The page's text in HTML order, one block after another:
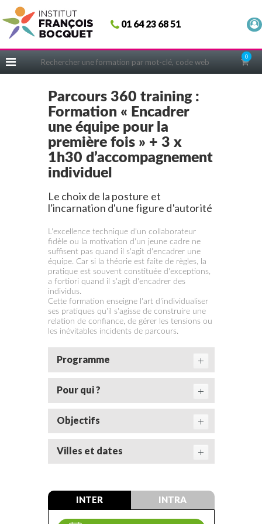
01 64 23 68 51
0
Fermer
ACCUEIL
CERIFICATIONS
INTRAS | SUR-MESURE
COACHING
EN PRATIQUE
NOUS CONNAÎTRE
CONSEILS MICRO-COACHING
PODCAST
WEBINAIRES
QUESTIONNAIRE GRATUIT
Parcours 360 training :
Formation « Encadrer
une équipe pour la
première fois » + 3 x
1h30 d’accompagnement
individuel
Le choix de la posture et
l'incarnation d'une figure d'autorité
L'excellence technique d'un collaborateur
fidèle ou la motivation d'un jeune cadre ne
suffisent pas quand il s'agit d'encadrer une
équipe. Car si la théorie est faite de règles, la
pratique est souvent constituée d'exceptions,
a fortiori quand il s'agit d'encadrer des
individus.
Cette formation enseigne l'art d'individualiser
ses pratiques qu'il s'agisse de construire une
relation de confiance, de gérer les tensions ou
les inévitables incidents de parcours.
Programme
Pour qui ?
Objectifs
Villes et dates
INTER INTRA